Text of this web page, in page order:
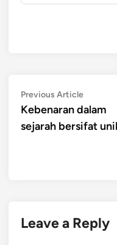
Post
navigation
Previous ArticlePrevious
article:
Kebenaran dalam
sejarah bersifat
Leave a Reply